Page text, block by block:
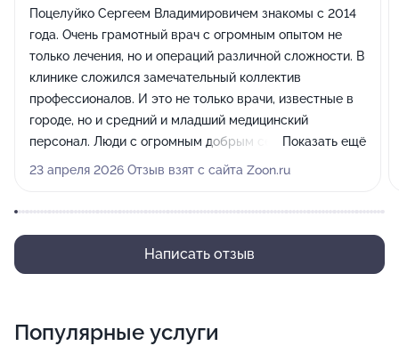
Поцелуйко Сергеем Владимировичем знакомы с 2014
года. Очень грамотный врач с огромным опытом не
только лечения, но и операций различной сложности. В
клинике сложился замечательный коллектив
профессионалов. И это не только врачи, известные в
городе, но и средний и младший медицинский
персонал. Люди с огромным добрым сердцем!
Отдельную благодарность хочу выразить
заботу! Желаю здоровья, профессиональных успехов
Показать ещё
23 апреля 2026 Отзыв взят с сайта Zoon.ru
Написать отзыв
Популярные услуги